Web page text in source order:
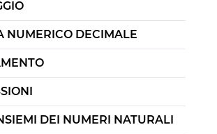
NUMERICO DECIMALE
DEI NUMERI NATURALI